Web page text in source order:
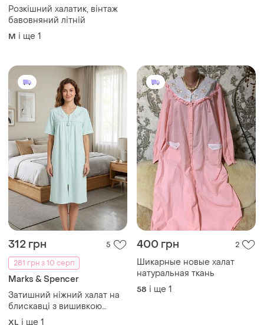
Розкішний халатик, вінтаж
бавовняний літній
M і ще 1
312 грн
5
281 грн з 10 серп
Marks & Spencer
Затишний ніжний халат на
блискавці з вишивкою
marks & spencer (розмір xl-
XL і ще 1
400 грн 2
Шикарные новые халат
натуральная ткань
58 і ще 1